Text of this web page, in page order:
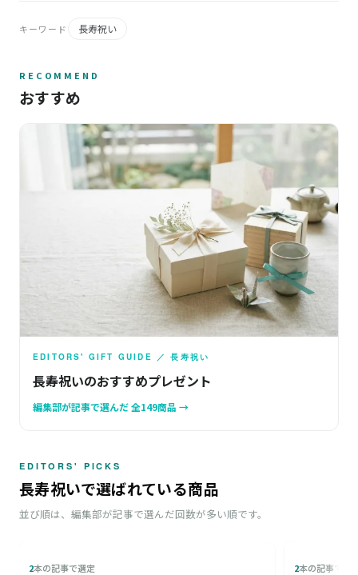
キーワード 長寿祝い
RECOMMEND
おすすめ
EDITORS' GIFT GUIDE ／ 長寿祝い
長寿祝いのおすすめプレゼント
編集部が記事で選んだ 全149商品 →
EDITORS' PICKS
長寿祝いで選ばれている商品
並び順は、編集部が記事で選んだ回数が多い順です。
2本の記事で選定 2本の記事で選